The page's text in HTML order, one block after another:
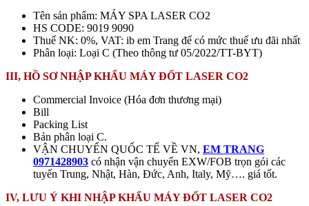
Tên sản phẩm: MÁY SPA LASER CO2
HS CODE: 9019 9090
Thuế NK: 0%, VAT: ib em Trang để có mức thuế ưu đãi nhất
Phân loại: Loại C (Theo thông tư 05/2022/TT-BYT)
III, HỒ SƠ NHẬP KHẨU MÁY ĐỐT LASER CO2
Commercial Invoice (Hóa đơn thương mại)
Bill
Packing List
Bản phân loại C.
VẬN CHUYỂN QUỐC TẾ VỀ VN, EM TRANG
0971428903 có nhận vận chuyển EXW/FOB trọn gói các
tuyến Trung, Nhật, Hàn, Đức, Anh, Italy, Mỹ…. giá tốt.
IV, LƯU Ý KHI NHẬP KHẨU MÁY ĐỐT LASER CO2